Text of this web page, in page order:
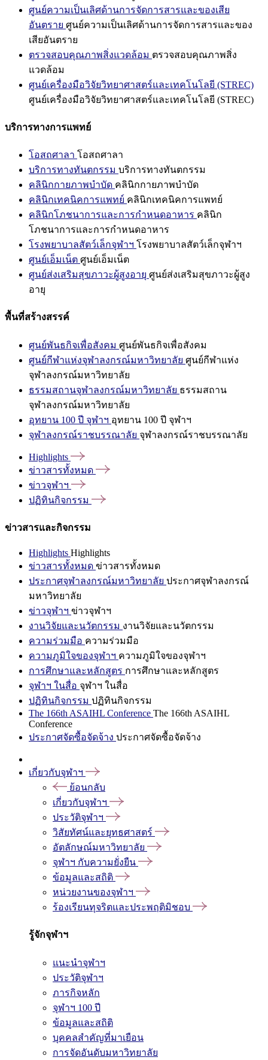
ศูนย์ความเป็นเลิศด้านการจัดการสารและของเสีย
อันตราย ศูนย์ความเป็นเลิศด้านการจัดการสารและของ
เสียอันตราย
ตรวจสอบคุณภาพสิ่งแวดล้อม ตรวจสอบคุณภาพสิ่ง
แวดล้อม
ศูนย์เครื่องมือวิจัยวิทยาศาสตร์และเทคโนโลยี (STREC)
ศูนย์เครื่องมือวิจัยวิทยาศาสตร์และเทคโนโลยี (STREC)
บริการทางการแพทย์
โอสถศาลา โอสถศาลา
บริการทางทันตกรรม บริการทางทันตกรรม
คลินิกกายภาพบำบัด คลินิกกายภาพบำบัด
คลินิกเทคนิคการแพทย์ คลินิกเทคนิคการแพทย์
คลินิกโภชนาการและการกำหนดอาหาร คลินิก
โภชนาการและการกำหนดอาหาร
โรงพยาบาลสัตว์เล็กจุฬาฯ โรงพยาบาลสัตว์เล็กจุฬาฯ
ศูนย์เอ็มเน็ต ศูนย์เอ็มเน็ต
ศูนย์ส่งเสริมสุขภาวะผู้สูงอายุ ศูนย์ส่งเสริมสุขภาวะผู้สูง
อายุ
พื้นที่สร้างสรรค์
ศูนย์พันธกิจเพื่อสังคม ศูนย์พันธกิจเพื่อสังคม
ศูนย์กีฬาแห่งจุฬาลงกรณ์มหาวิทยาลัย ศูนย์กีฬาแห่ง
จุฬาลงกรณ์มหาวิทยาลัย
ธรรมสถานจุฬาลงกรณ์มหาวิทยาลัย ธรรมสถาน
จุฬาลงกรณ์มหาวิทยาลัย
อุทยาน 100 ปี จุฬาฯ อุทยาน 100 ปี จุฬาฯ
จุฬาลงกรณ์ราชบรรณาลัย จุฬาลงกรณ์ราชบรรณาลัย
Highlights
ข่าวสารทั้งหมด
ข่าวจุฬาฯ
ปฏิทินกิจกรรม
ข่าวสารและกิจกรรม
Highlights Highlights
ข่าวสารทั้งหมด ข่าวสารทั้งหมด
ประกาศจุฬาลงกรณ์มหาวิทยาลัย ประกาศจุฬาลงกรณ์
มหาวิทยาลัย
ข่าวจุฬาฯ ข่าวจุฬาฯ
งานวิจัยและนวัตกรรม งานวิจัยและนวัตกรรม
ความร่วมมือ ความร่วมมือ
ความภูมิใจของจุฬาฯ ความภูมิใจของจุฬาฯ
การศึกษาและหลักสูตร การศึกษาและหลักสูตร
จุฬาฯ ในสื่อ จุฬาฯ ในสื่อ
ปฏิทินกิจกรรม ปฏิทินกิจกรรม
The 166th ASAIHL Conference The 166th ASAIHL
Conference
ประกาศจัดซื้อจัดจ้าง ประกาศจัดซื้อจัดจ้าง
เกี่ยวกับจุฬาฯ
ย้อนกลับ
เกี่ยวกับจุฬาฯ
ประวัติจุฬาฯ
วิสัยทัศน์และยุทธศาสตร์
อัตลักษณ์มหาวิทยาลัย
จุฬาฯ กับความยั่งยืน
ข้อมูลและสถิติ
หน่วยงานของจุฬาฯ
ร้องเรียนทุจริตและประพฤติมิชอบ
รู้จักจุฬาฯ
แนะนำจุฬาฯ
ประวัติจุฬาฯ
ภารกิจหลัก
จุฬาฯ 100 ปี
ข้อมูลและสถิติ
บุคคลสำคัญที่มาเยือน
การจัดอันดับมหาวิทยาลัย